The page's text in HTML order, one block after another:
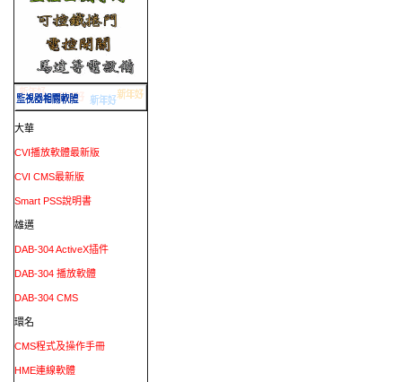
大華
CVI播放軟體最新版
CVI CMS最新版
Smart PSS說明書
雄邁
DAB-304 ActiveX插件
DAB-304 播放軟體
DAB-304 CMS
環名
CMS程式及操作手冊
HME連線軟體